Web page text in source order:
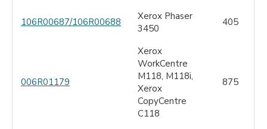
106R00687/106R00688
Xerox Phaser
3450
405
006R01179
Xerox
WorkCentre
M118, M118i,
Xerox
CopyCentre
C118
875